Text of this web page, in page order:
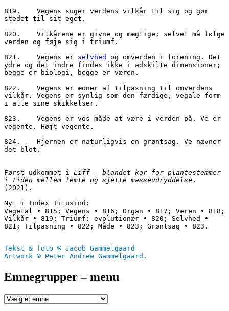
819.	Vegens suger verdens vilkår til sig og gør
stedet til sit eget.
820.	Vilkårene er givne og mægtige; selvet må følge
verden og føje sig i triumf.
821.	Vegens er selvhed
og omverden i forening. Det
ydre og det indre findes ikke i adskilte dimensioner;
begge er biologi, begge er væren.
822.	Vegens er æoner af tilpasning til omverdens
vilkår. Vegens er synlig som den færdige, vegale form
i alle sine skikkelser.
823.	Vegens er vos måde at være i verden på. Ve er
vegente. Højt vegente.
824.	Hjernen er naturligvis en grøntsag. Ve nævner
det blot.
Først udkommet i Liff – blandet kor for plantestemmer
i tiden mellem femte og sjette masseudryddelse ,
(2021).
Nyt i Index Titusind:
Vegetal • 815; Vegens • 816; Organ • 817; Væren • 818;
Vilkår • 819; Triumf: evolutionær • 820; Selvhed •
821; Tilpasning • 822; Måde • 823; Grøntsag • 823.
Tekst & foto © Jacob Gammelgaard
Artwork © Peter Andrew Gammelgaard.
Emnegrupper – menu